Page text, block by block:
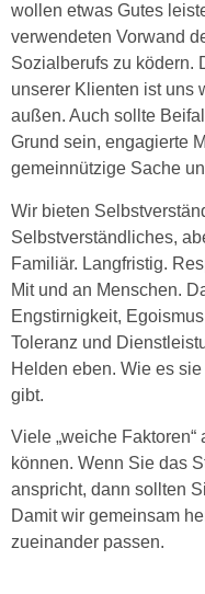
wollen etwas Gutes
verwendeten Vorwand
Sozialberufs zu ködern.
unserer Klienten ist uns
außen. Auch sollte
Grund sein, engagierte
gemeinnützige Sache
Wir bieten
Selbstverständliches,
Familiär. Langfristig.
Mit und an Menschen.
Engstirnigkeit,
Toleranz und
Helden eben. Wie es
gibt.
Viele „weiche
können. Wenn Sie das
anspricht, dann sollten
Damit wir gemeinsam
zueinander passen.